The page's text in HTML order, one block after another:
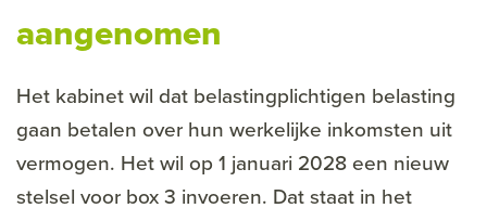
aangenomen
Het kabinet wil dat belastingplichtigen belasting
gaan betalen over hun werkelijke inkomsten uit
vermogen. Het wil op 1 januari 2028 een nieuw
stelsel voor box 3 invoeren. Dat staat in het